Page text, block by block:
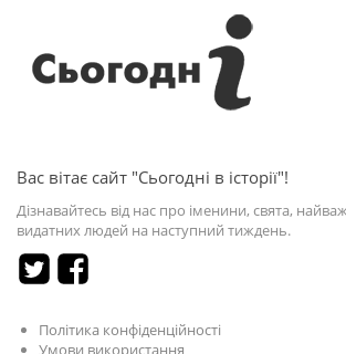
Вас вітає сайт "Сьогодні в історії"!
Дізнавайтесь від нас про іменини, свята,
видатних людей на наступний тиждень.
Політика конфіденційності
Умови використання